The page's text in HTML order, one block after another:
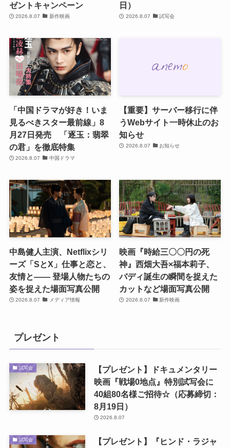
ゼントキャンペーン
2026.8.07 新作映画
日）
2026.8.07 試写会
「中国ドラマが好き！いま
見るべきスター最前線」8
月27日発売 「逐玉：翡翠
の君」を徹底特集
2026.8.07 中国ドラマ
【重要】サーバー移行に伴
うWebサイト一時休止のお
知らせ
2026.8.07 お知らせ
中島健人主演、Netflixシリ
ーズ「SとX」仕事と恋と、
友情と―― 登場人物たちの
姿を捉えた場面写真公開
2026.8.07 メディア情報
映画『時給三〇〇円の死
神』西畑大吾×福本莉子、
バディ誕生の瞬間を捉えた
カットなど場面写真公開
2026.8.07 新作映画
プレゼント
試写会
【プレゼント】ドキュメンタリー
映画『戦場0地点』特別試写会に
40組80名様ご招待☆（応募締切：
8月19日）
2026.8.07
試写会
【プレゼント】『ヒンド・ラジャ